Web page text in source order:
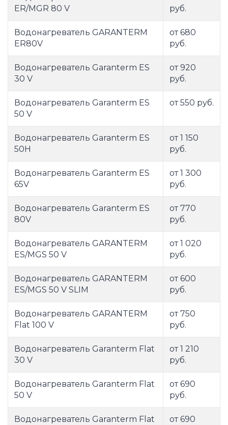
ER/MGR 80 V
руб.
Водонагреватель GARANTERM
ER80V
от 680
руб.
Водонагреватель Garanterm ES
30 V
от 920
руб.
Водонагреватель Garanterm ES
50 V
от 550 руб.
Водонагреватель Garanterm ES
50H
от 1 150
руб.
Водонагреватель Garanterm ES
65V
от 1 300
руб.
Водонагреватель Garanterm ES
80V
от 770
руб.
Водонагреватель GARANTERM
ES/MGS 50 V
от 1 020
руб.
Водонагреватель GARANTERM
ES/MGS 50 V SLIM
от 600
руб.
Водонагреватель GARANTERM
Flat 100 V
от 750
руб.
Водонагреватель Garanterm Flat
30 V
от 1 210
руб.
Водонагреватель Garanterm Flat
50 V
от 690
руб.
Водонагреватель Garanterm Flat
от 690